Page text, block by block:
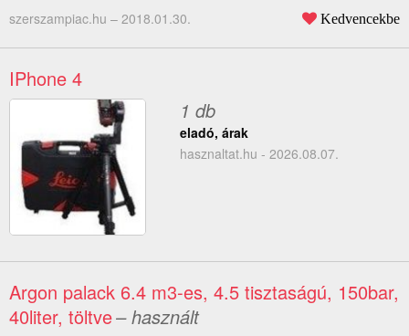
szerszampiac.hu – 2018.01.30. Kedvencekbe
IPhone 4
1 db
eladó, árak
hasznaltat.hu - 2026.08.07.
Argon palack 6.4 m3-es, 4.5 tisztaságú, 150bar,
40liter, töltve– használt